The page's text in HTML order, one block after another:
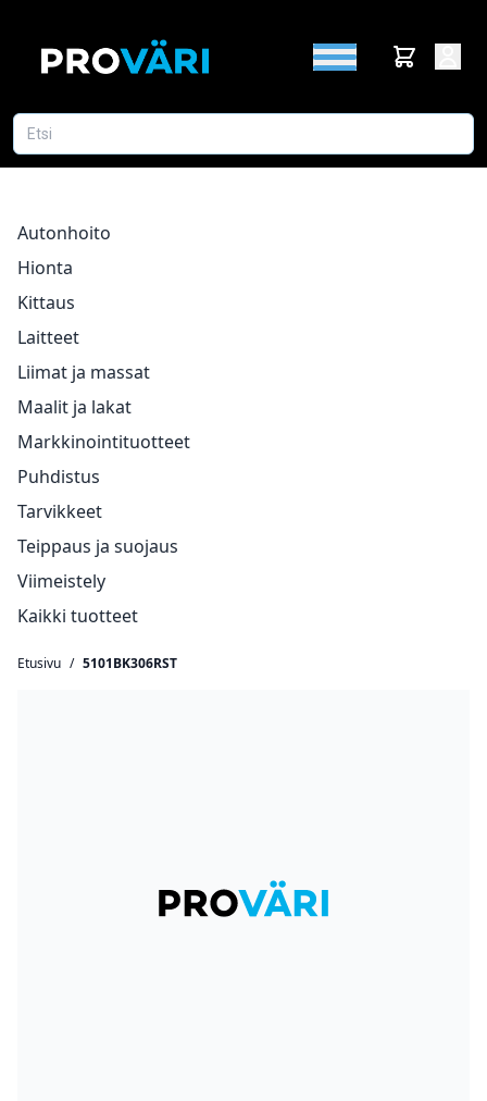
Autonhoito
Hionta
Kittaus
Laitteet
Liimat ja massat
Maalit ja lakat
Markkinointituotteet
Puhdistus
Tarvikkeet
Teippaus ja suojaus
Viimeistely
Kaikki tuotteet
Etusivu / 5101BK306RST